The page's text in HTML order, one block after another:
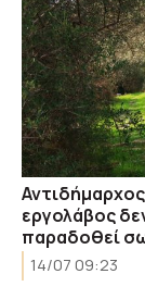
εργολάβος
παραδοθεί
14/07 09:23